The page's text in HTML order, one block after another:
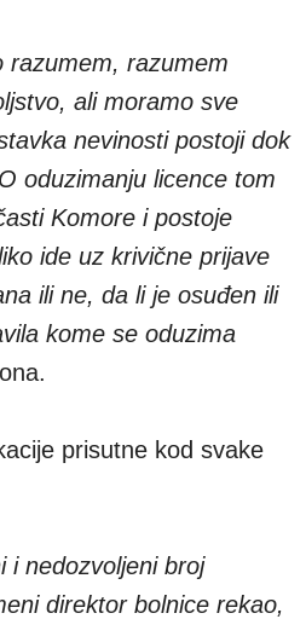
razumem, razumem
ali moramo sve
nevinosti postoji dok
oduzimanju licence tom
Komore i postoje
ide uz krivične prijave
ili ne, da li je osuđen ili
kome se oduzima
prisutne kod svake
i nedozvoljeni broj
direktor bolnice rekao,